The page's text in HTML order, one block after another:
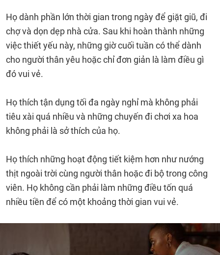
Họ dành phần lớn thời gian trong ngày để giặt giũ, đi
chợ và dọn dẹp nhà cửa. Sau khi hoàn thành những
việc thiết yếu này, những giờ cuối tuần có thể dành
cho người thân yêu hoặc chỉ đơn giản là làm điều gì
đó vui vẻ.
Họ thích tận dụng tối đa ngày nghỉ mà không phải
tiêu xài quá nhiều và những chuyến đi chơi xa hoa
không phải là sở thích của họ.
Họ thích những hoạt động tiết kiệm hơn như nướng
thịt ngoài trời cùng người thân hoặc đi bộ trong công
viên. Họ không cần phải làm những điều tốn quá
nhiều tiền để có một khoảng thời gian vui vẻ.